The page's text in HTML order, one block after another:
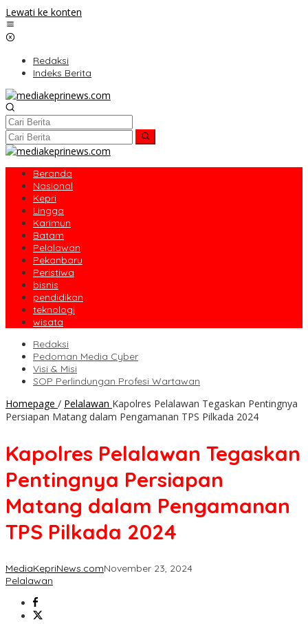
Lewati ke konten
Redaksi
Indeks Berita
Beranda
Nasional
Kepri
Lingga
Karimun
Batam
Pelalawan
Pekanbaru
Peristiwa
bisnis
pendidikan
teknologi
wisata
Redaksi
Pedoman Media Cyber
Visi & Misi
SOP Perlindungan Profesi Wartawan
Homepage / Pelalawan Kapolres Pelalawan Tegaskan Pentingnya
Persiapan Matang dalam Pengamanan TPS Pilkada 2024
Kapolres Pelalawan Tegaskan
Pentingnya Persiapan
Matang dalam Pengamanan
TPS Pilkada 2024
MediaKepriNews.comNovember 23, 2024
Pelalawan